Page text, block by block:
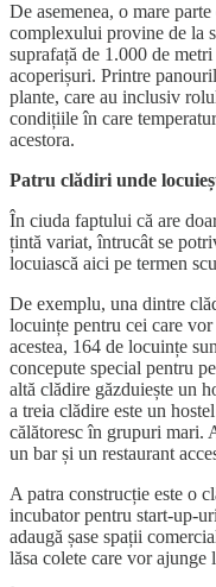
De asemenea, o mare
complexului provine de la
suprafață de 1.000 de
acoperișuri. Printre
plante, care au inclusiv
condițiile în care
acestora.
Patru clădiri unde
În ciuda faptului că are
țintă variat, întrucât se
locuiască aici pe termen
De exemplu, una dintre
locuințe pentru cei care
acestea, 164 de locuințe
concepute special pentru
altă clădire găzduiește un
a treia clădire este un
călătoresc în grupuri mari.
un bar și un restaurant
A patra construcție este o
incubator pentru start-up-
adaugă șase spații
lăsa colete care vor